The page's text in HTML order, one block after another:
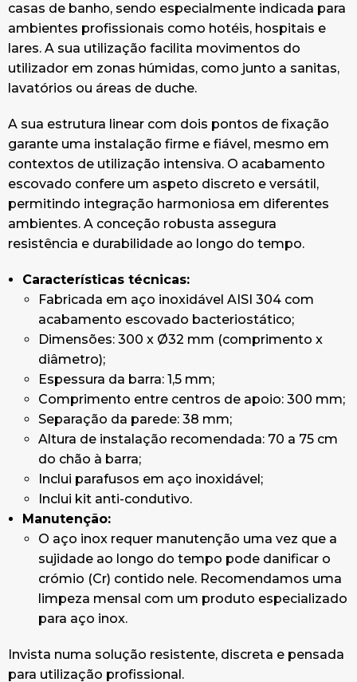
casas de banho, sendo especialmente indicada para
ambientes profissionais como hotéis, hospitais e
lares. A sua utilização facilita movimentos do
utilizador em zonas húmidas, como junto a sanitas,
lavatórios ou áreas de duche.
A sua estrutura linear com dois pontos de fixação
garante uma instalação firme e fiável, mesmo em
contextos de utilização intensiva. O acabamento
escovado confere um aspeto discreto e versátil,
permitindo integração harmoniosa em diferentes
ambientes. A conceção robusta assegura
resistência e durabilidade ao longo do tempo.
Características técnicas:
Fabricada em aço inoxidável AISI 304 com
acabamento escovado bacteriostático;
Dimensões: 300 x Ø32 mm (comprimento x
diâmetro);
Espessura da barra: 1,5 mm;
Comprimento entre centros de apoio: 300 mm;
Separação da parede: 38 mm;
Altura de instalação recomendada: 70 a 75 cm
do chão à barra;
Inclui parafusos em aço inoxidável;
Inclui kit anti-condutivo.
Manutenção:
O aço inox requer manutenção uma vez que a
sujidade ao longo do tempo pode danificar o
crómio (Cr) contido nele. Recomendamos uma
limpeza mensal com um produto especializado
para aço inox.
Invista numa solução resistente, discreta e pensada
para utilização profissional.